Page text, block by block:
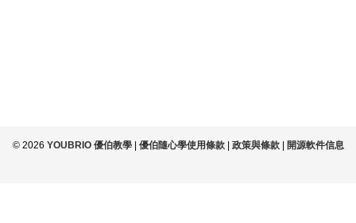
© 2026 YOUBRIO 優伯教學| 優伯隨心學使用條款| 政策與條款| 開源軟件信息